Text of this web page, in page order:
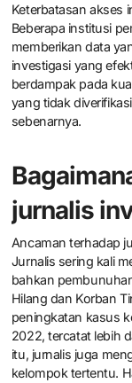
Keterbatasan akses
Beberapa institusi
memberikan data
investigasi yang
berdampak pada
yang tidak
sebenarnya.
jurnalis
Ancaman terhadap
Jurnalis sering kali
bahkan
Hilang dan Korban
peningkatan kasus
2022, tercatat lebih
itu, jurnalis juga
kelompok tertentu.